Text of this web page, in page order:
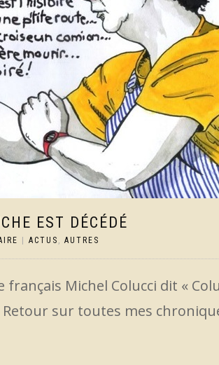
EST DÉCÉDÉ
ACTUS , AUTRES
français Michel Colucci dit «
sur toutes mes